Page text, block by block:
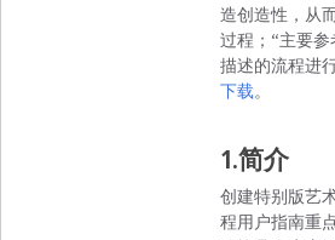
造创造性，从
过程；“主要
描述的流程进
下载。
1.简介
创建特别版艺
程用户指南重